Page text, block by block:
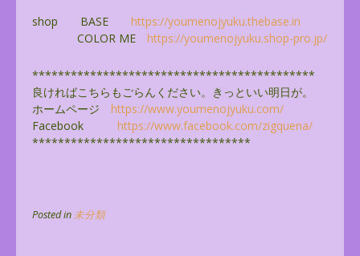
shop BASE https://youmenojyuku.thebase.in
COLOR ME https://youmenojyuku.shop-pro.jp/
********************************************
良ければこちらもごらんください。きっといい明日が。
ホームページ https://www.youmenojyuku.com/
Facebook https://www.facebook.com/zigquena/
**********************************
Posted in未分類